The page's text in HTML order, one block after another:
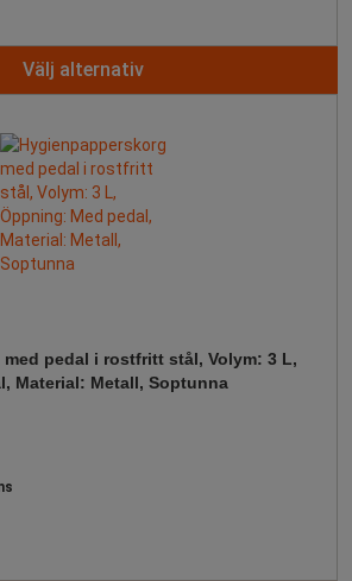
Välj alternativ
pedal i rostfritt stål, Volym: 3 L,
Material: Metall, Soptunna